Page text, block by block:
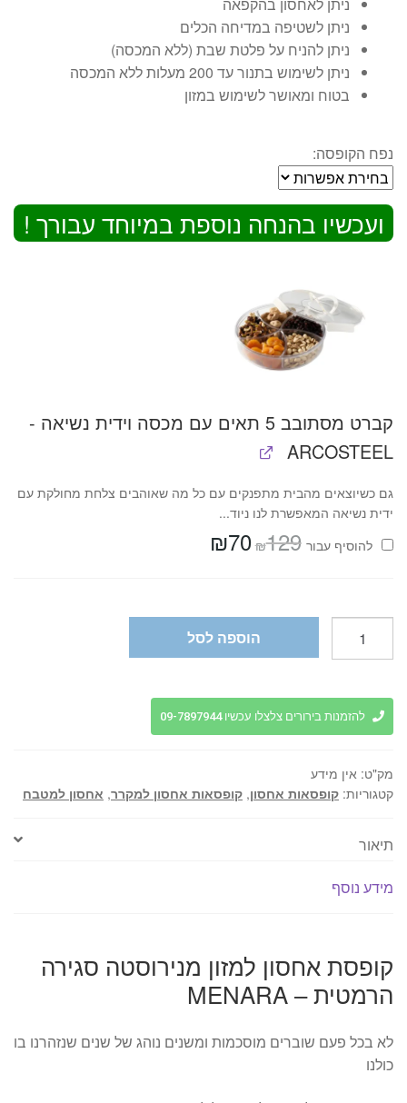
ניתן לשטיפה במדיחה הכלים
ניתן להניח על פלטת שבת (ללא המכסה)
ניתן לשימוש בתנור עד 200 מעלות ללא המכסה
בטוח ומאושר לשימוש במזון
נפח הקופסה:
ועכשיו בהנחה נוספת במיוחד עבורך !
קברט מסתובב 5 תאים עם מכסה וידית נשיאה -
ARCOSTEEL
גם כשיוצאים מהבית מתפנקים עם כל מה שאוהבים צלחת מחולקת עם
ידית נשיאה המאפשרת לנו ניוד...
להוסיף⁦⁩ עבור
₪129 המחיר
המקורי
₪70
אחסון
למזון
מנירוסטה
הרמטית
הוספה לסל
להזמנות בירורים צלצלו עכשיו 09-7897944
מק"ט: אין מידע
קטגוריות: קופסאות אחסון, קופסאות אחסון למקרר, אחסון למטבח
תיאור
מידע נוסף
קופסת אחסון למזון מנירוסטה סגירה
הרמטית – MENARA
לא בכל פעם שוברים מוסכמות ומשנים נוהג של שנים שנזהרנו בו
כולנו